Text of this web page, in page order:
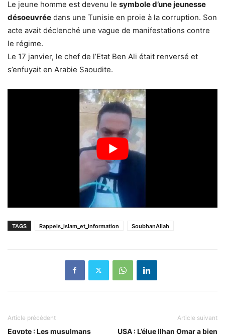
Le jeune homme est devenu le symbole d’une jeunesse
désoeuvrée dans une Tunisie en proie à la corruption. Son
acte avait déclenché une vague de manifestations contre
le régime.
Le 17 janvier, le chef de l’Etat Ben Ali était renversé et
s’enfuyait en Arabie Saoudite.
TAGS Rappels_islam_et_information SoubhanAllah
Article précédent
Egypte : Les musulmans
Article suivant
USA : L’élue Ilhan Omar a bien